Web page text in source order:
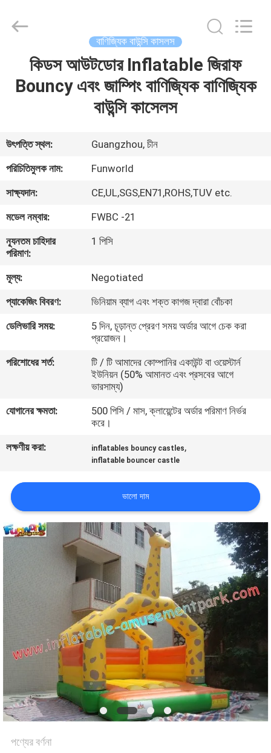
ভিডিও
সম্পর্কে
কারখানা
মান
নিয়ন্ত্রণ
COMPANY
ম্যাপ
PRIVACY
POLICY
Limited.
বাণিজ্যিক বাউন্সি কাসলস
কিডস আউটডোর Inflatable জিরাফ
Bouncy এবং জাম্পিং বাণিজ্যিক বাণিজ্যিক
বাউন্সি কাসেলস
উৎপত্তি স্থল:
Guangzhou, চীন
পরিচিতিমুলক নাম:
Funworld
সাক্ষ্যদান:
CE,UL,SGS,EN71,ROHS,TUV etc.
মডেল নম্বার:
FWBC -21
ন্যূনতম চাহিদার
পরিমাণ:
1 পিসি
মূল্য:
Negotiated
প্যাকেজিং বিবরণ:
ভিনিয়াম ব্যাগ এবং শক্ত কাগজ দ্বারা বোঁচকা
ডেলিভারি সময়:
5 দিন, চূড়ান্ত প্রেরণ সময় অর্ডার আগে চেক করা
প্রয়োজন।
পরিশোধের শর্ত:
টি / টি আমাদের কোম্পানির একাউন্ট বা ওয়েস্টার্ন
ইউনিয়ন (50% আমানত এবং প্রসবের আগে
ভারসাম্য)
যোগানের ক্ষমতা:
500 পিসি / মাস, ক্লায়েন্টের অর্ডার পরিমাণ নির্ভর
করে।
লক্ষণীয় করা:
inflatables bouncy castles,
inflatable bouncer castle
ভালো দাম
পণ্যের বর্ণনা